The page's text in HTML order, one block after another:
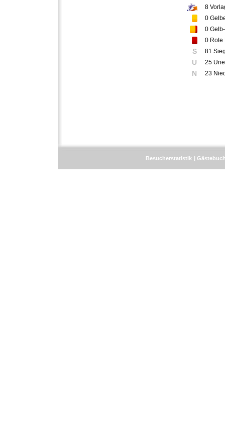
8
0
0
0 Rote
S 81
U 25
N 23
Besucherstatistik